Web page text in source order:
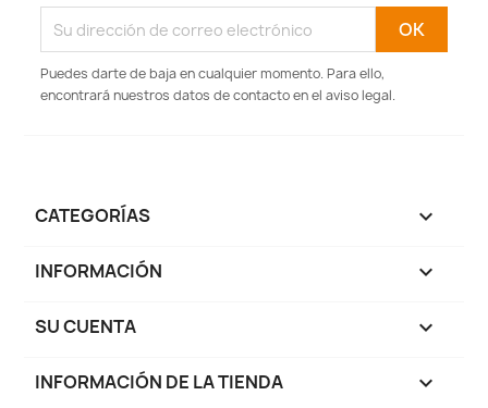
Puedes darte de baja en cualquier momento. Para ello,
encontrará nuestros datos de contacto en el aviso legal.
CATEGORÍAS 
INFORMACIÓN 
SU CUENTA 
INFORMACIÓN DE LA TIENDA keyboard_arrow_down